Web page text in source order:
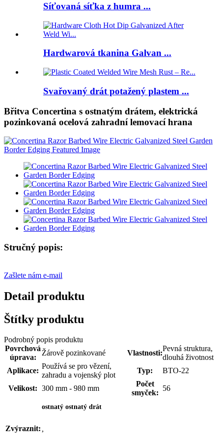
Síťovaná síťka z humra ...
Hardwarová tkanina Galvan ...
Svařovaný drát potažený plastem ...
Břitva Concertina s ostnatým drátem, elektrická
pozinkovaná ocelová zahradní lemovací hrana
Stručný popis:
Zašlete nám e-mail
Detail produktu
Štítky produktu
Podrobný popis produktu
Povrchová
úprava:
Žárově pozinkované Vlastnosti:
Pevná struktura,
dlouhá životnost
Aplikace:
Používá se pro vězení,
zahradu a vojenský plot
Typ: BTO-22
Velikost: 300 mm - 980 mm
Počet
smyček:
56
Zvýraznit:
ostnatý ostnatý drát
,